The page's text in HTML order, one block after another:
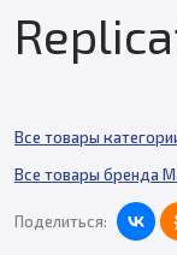
Все товары
Все товары бренда
Поделиться: